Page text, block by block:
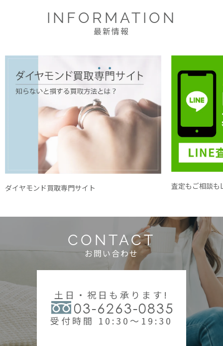
INFORMATION
最新情報
ダイヤモンド買取専門サイト 査定もご相談も
CONTACT
お問い合わせ
土日・祝日も承ります!
03-6263-0835
受付時間 10:30～19:30